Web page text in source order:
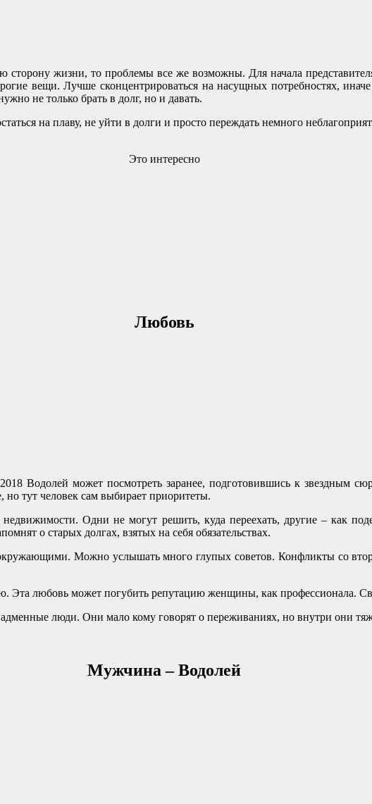
сторону жизни, то проблемы все же возможны. Для начала
вещи. Лучше сконцентрироваться на насущных потребностях,
не только брать в долг, но и давать.
на плаву, не уйти в долги и просто переждать немного
Это интересно
Любовь
Водолей может посмотреть заранее, подготовившись к звездным
но тут человек сам выбирает приоритеты.
Одни не могут решить, куда переехать, другие – как
о старых долгах, взятых на себя обязательствах.
Можно услышать много глупых советов. Конфликты со
Эта любовь может погубить репутацию женщины, как профессионала.
люди. Они мало кому говорят о переживаниях, но внутри они
Мужчина – Водолей